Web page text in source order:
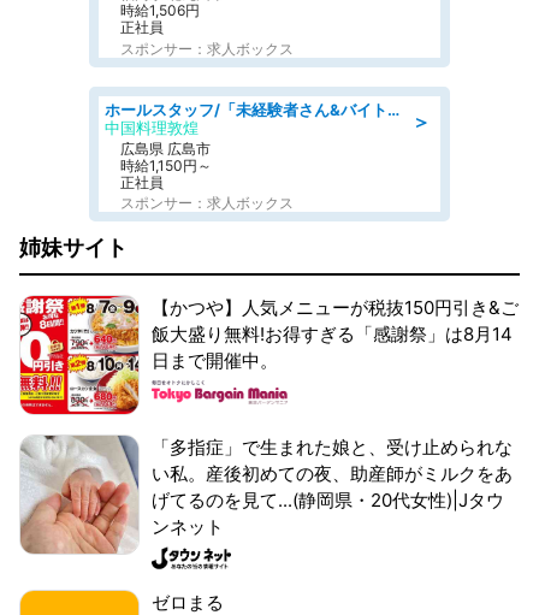
時給1,506円
正社員
スポンサー：求人ボックス
＞
ホールスタッフ/「未経験者さん&バイトデビューも大歓迎」残業ほぼなし×1日3時間〜勤務OK!フォロー体制も充実/広島県/広島市南区
中国料理敦煌
広島県 広島市
時給1,150円～
正社員
スポンサー：求人ボックス
姉妹サイト
【かつや】人気メニューが税抜150円引き&ご
飯大盛り無料!お得すぎる「感謝祭」は8月14
日まで開催中。
「多指症」で生まれた娘と、受け止められな
い私。産後初めての夜、助産師がミルクをあ
げてるのを見て...(静岡県・20代女性)|Jタウ
ンネット
ゼロまる